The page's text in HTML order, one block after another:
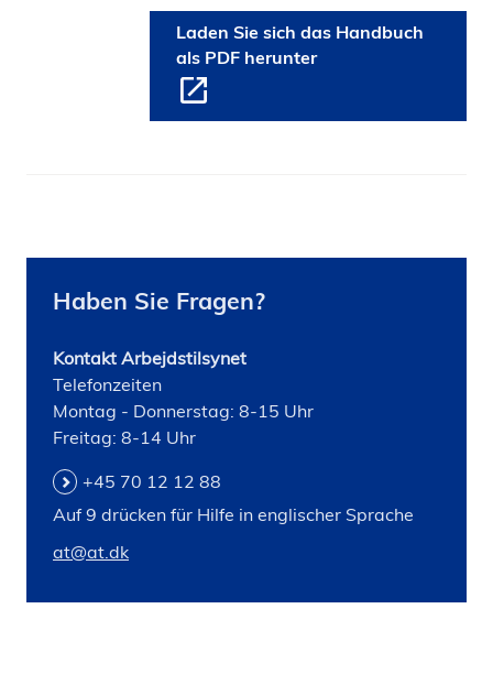
Laden Sie sich das Handbuch
als PDF herunter
Haben Sie Fragen?
Kontakt Arbejdstilsynet
Telefonzeiten
Montag - Donnerstag: 8-15 Uhr
Freitag: 8-14 Uhr
+45 70 12 12 88
Auf 9 drücken für Hilfe in englischer Sprache
at@at.dk